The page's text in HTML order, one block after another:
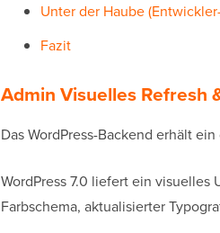
Unter der Haube
Fazit
Admin Visuelles Refresh
Das WordPress-Backend erhält
WordPress 7.0 liefert ein visuelles
Farbschema, aktualisierter